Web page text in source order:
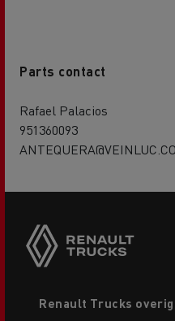
Parts contact
Rafael Palacios
951360093
menu
Renault Trucks